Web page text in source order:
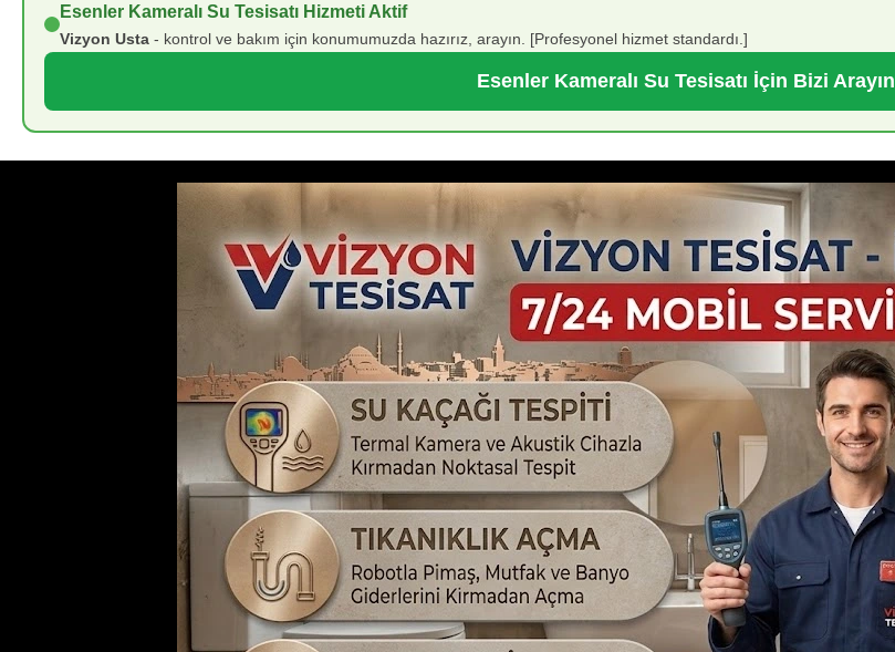
Esenler Kameralı Su Tesisatı Hizmeti Aktif
Vizyon Usta - kontrol ve bakım için konumumuzda hazırız, arayın. [Profesyonel hizmet standardı.]
Esenler Kameralı Su Tesisatı İçin Bizi Arayın